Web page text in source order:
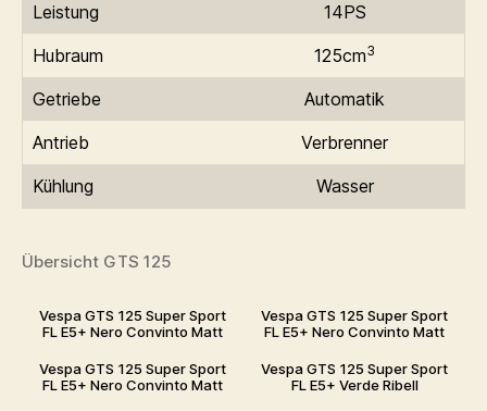
Leistung
14PS
Hubraum
125cm3
Getriebe
Automatik
Antrieb
Verbrenner
Kühlung
Wasser
Übersicht GTS 125
Vespa GTS 125 Super Sport
FL E5+ Nero Convinto Matt
Vespa GTS 125 Super Sport
FL E5+ Nero Convinto Matt
Vespa GTS 125 Super Sport
FL E5+ Nero Convinto Matt
Vespa GTS 125 Super Sport
FL E5+ Verde Ribell